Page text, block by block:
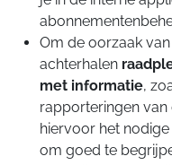
Om de oorzaak
achterhalen
met informatie,
rapporteringen
hiervoor het
om goed te